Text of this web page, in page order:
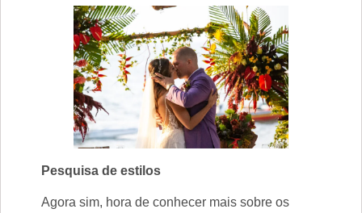
Pesquisa de estilos
Agora sim, hora de conhecer mais sobre os